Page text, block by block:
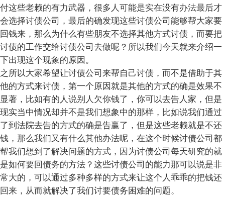
付这些老赖的有力武器，很多人可能是实在没有办法最后才
会选择讨债公司，最后的确发现这些讨债公司能够帮大家要
回钱来，那么为什么有些朋友不选择其他方式讨债，而要把
讨债的工作交给讨债公司去做呢？所以我们今天就来介绍一
下出现这个现象的原因。
之所以大家希望让讨债公司来帮自己讨债，而不是借助于其
他的方式来讨债，第一个原因就是其他的方式的确是效果不
显著，比如有的人说别人欠你钱了，你可以去告人家，但是
现实当中情况却并不是我们想象中的那样，比如说我们通过
了到法院去告的方式的确是告赢了，但是这些老赖就是不还
钱，那么我们又有什么其他办法呢，在这个时候讨债公司都
帮我们想到了解决问题的方式，因为讨债公司每天研究的就
是如何要回债务的方法？这些讨债公司的能力那可以说是非
常大的，可以通过多种多样的方式来让这个人乖乖的把钱还
回来，从而就解决了我们讨要债务困难的问题。